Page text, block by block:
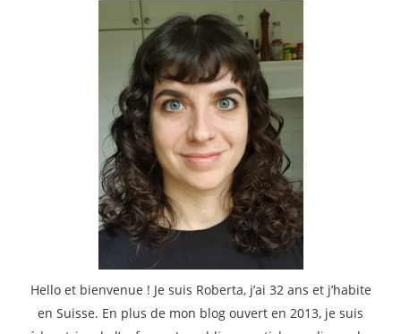
Hello et bienvenue ! Je suis Roberta, j’ai 32 ans et j’habite
en Suisse. En plus de mon blog ouvert en 2013, je suis